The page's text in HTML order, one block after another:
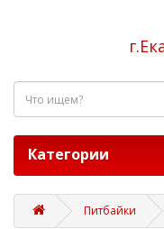
Категории
Питбайки